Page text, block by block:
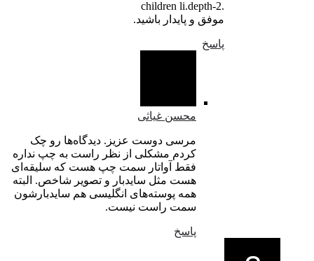
موفق و پایدار باشید.
محسن غیاثی
مرسی دوست عزیز. دیدگاه‌ها رو چک
کردم مشکلی از نظر راست به چپ نداره
فقط آواتار سمت چپ هست که سلیقه‌ای
هست مثل سایدبار و تصویر شاخص. البته
همه‌ پوسته‌های انگلیسی هم سایدبارشون
سمت راست نیست.